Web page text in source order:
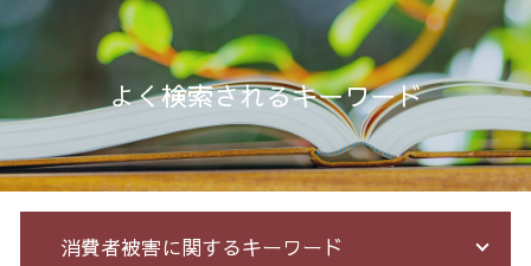
よく検索されるキーワード
消費者被害に関するキーワード